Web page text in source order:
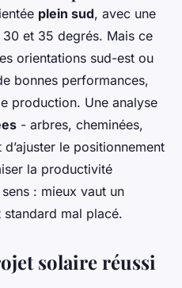
plein sud, avec une
et 35 degrés. Mais ce
orientations sud-est ou
bonnes performances,
production. Une analyse
- arbres, cheminées,
le positionnement
la productivité
: mieux vaut un
standard mal placé.
solaire réussi